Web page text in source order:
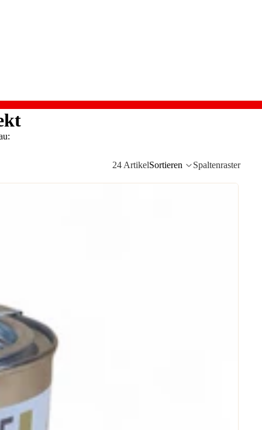
24 ArtikelSortieren Spaltenraster